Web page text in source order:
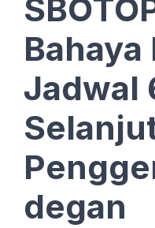
Bahaya
Jadwal
degan